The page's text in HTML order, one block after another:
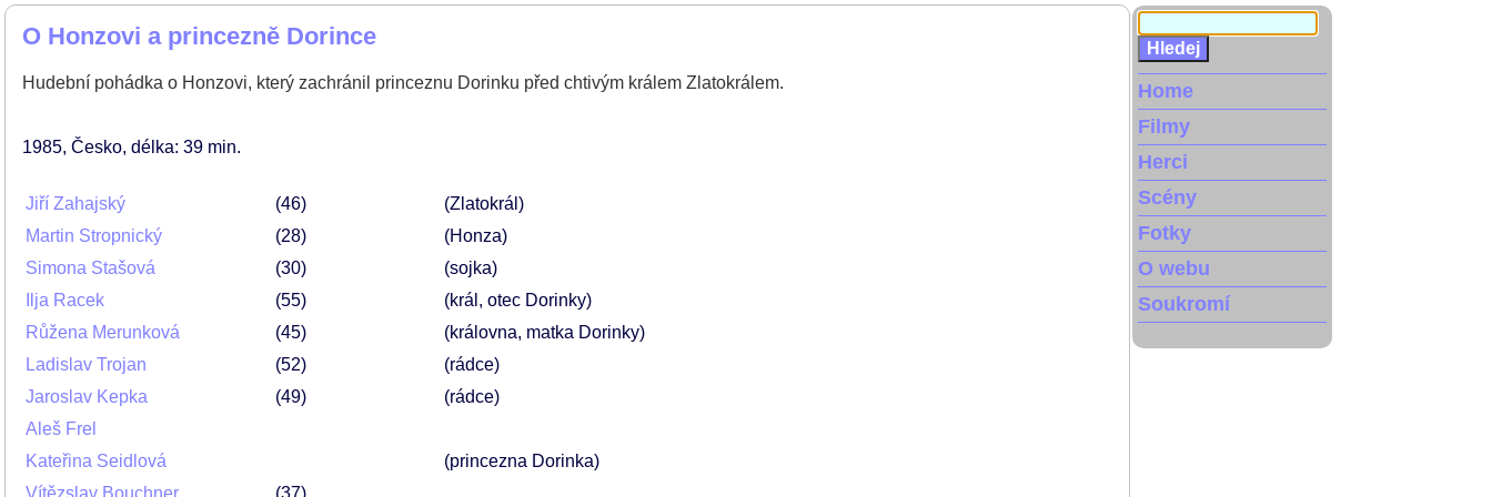
O Honzovi a princezně Dorince
Hudební pohádka o Honzovi, který zachránil princeznu Dorinku před chtivým králem Zlatokrálem.
1985 Česko délka: 39 min
Jiří Zahajský 46
(Zlatokrál)
Martin Stropnický
28
(Honza)
Simona Stašová
30
(sojka)
Ilja Racek
55
(král, otec Dorinky)
Růžena Merunková
45
(královna, matka Dorinky)
Ladislav Trojan
52
(rádce)
Jaroslav Kepka
49
(rádce)
Aleš Frel
Kateřina Seidlová
(princezna Dorinka)
Vítězslav Bouchner
37
Home
Filmy
Herci
Scény
Fotky
O webu
Soukromí